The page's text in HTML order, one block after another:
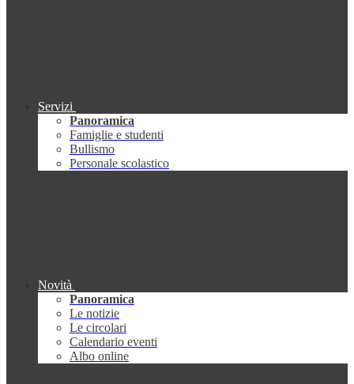
Servizi
Panoramica
Famiglie e studenti
Bullismo
Personale scolastico
Novità
Panoramica
Le notizie
Le circolari
Calendario eventi
Albo online